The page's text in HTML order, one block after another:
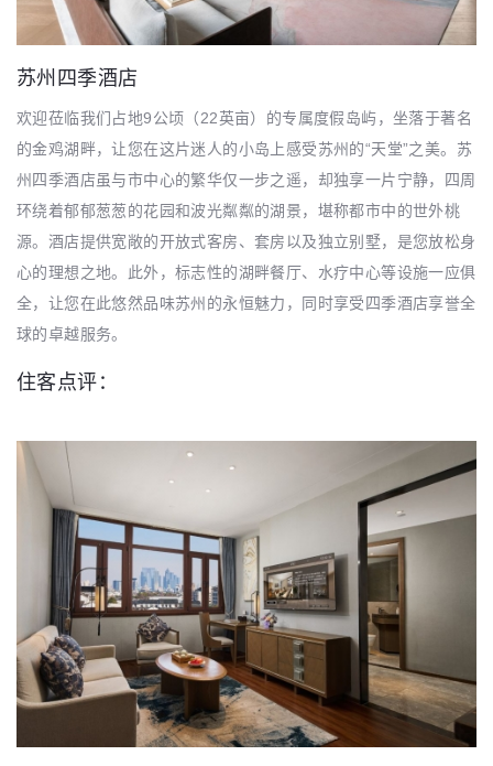
苏州四季酒店
欢迎莅临我们占地9公顷（22英亩）的专属度假岛屿，坐落于著名
的金鸡湖畔，让您在这片迷人的小岛上感受苏州的“天堂”之美。苏
州四季酒店虽与市中心的繁华仅一步之遥，却独享一片宁静，四周
环绕着郁郁葱葱的花园和波光粼粼的湖景，堪称都市中的世外桃
源。酒店提供宽敞的开放式客房、套房以及独立别墅，是您放松身
心的理想之地。此外，标志性的湖畔餐厅、水疗中心等设施一应俱
全，让您在此悠然品味苏州的永恒魅力，同时享受四季酒店享誉全
球的卓越服务。
住客点评：